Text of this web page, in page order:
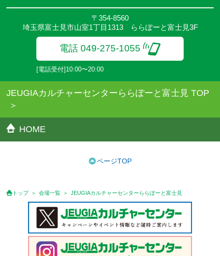
〒354-8560
埼玉県富士見市山室1丁目1313 ららぽーと富士見3F
電話 049-275-1055
[電話受付]10:00〜20:00
JEUGIAカルチャーセンターららぽーと富士見 TOP
HOME
ページTOP
トップ 会場一覧 JEUGIAカルチャーセンターららぽーと富士見